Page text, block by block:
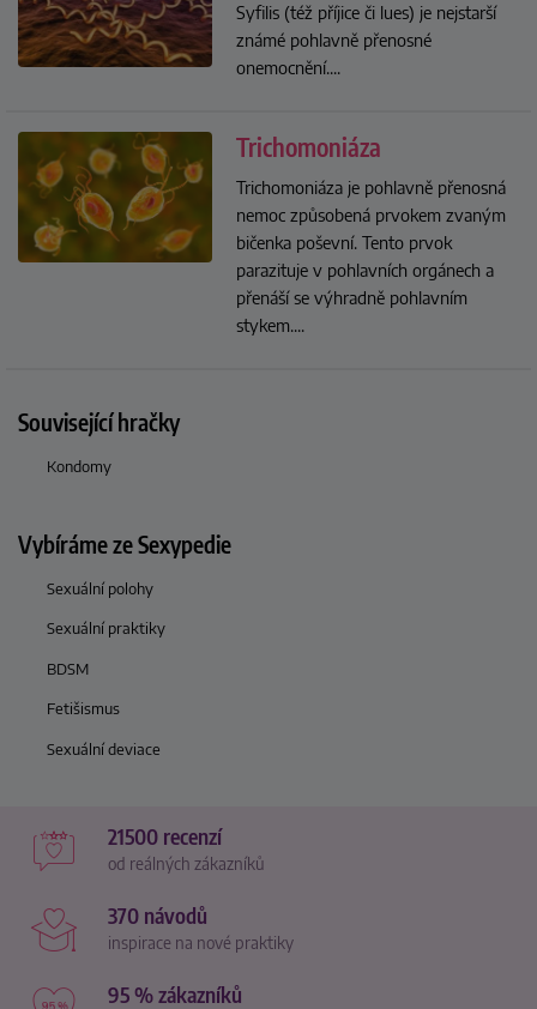
Syfilis (též příjice či lues) je nejstarší
známé pohlavně přenosné
onemocnění....
Trichomoniáza
Trichomoniáza je pohlavně přenosná
nemoc způsobená prvokem zvaným
bičenka poševní. Tento prvok
parazituje v pohlavních orgánech a
přenáší se výhradně pohlavním
stykem....
Související hračky
Kondomy
Vybíráme ze Sexypedie
Sexuální polohy
Sexuální praktiky
BDSM
Fetišismus
Sexuální deviace
21500 recenzí
od reálných zákazníků
370 návodů
inspirace na nové praktiky
95 % zákazníků